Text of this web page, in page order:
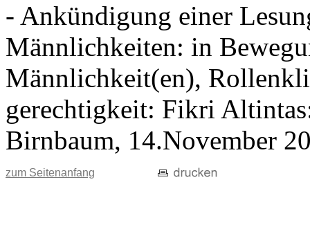
- Ankündigung einer
Männlichkeiten: in
Männlichkeit(en),
gerechtigkeit: Fikri
Birnbaum, 14.November
zum Seitenanfang